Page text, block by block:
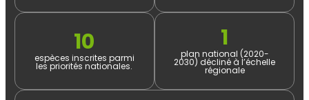
10
espèces inscrites parmi
les priorités nationales.​
1
plan national (2020-
2030) décliné à l’échelle
régionale​